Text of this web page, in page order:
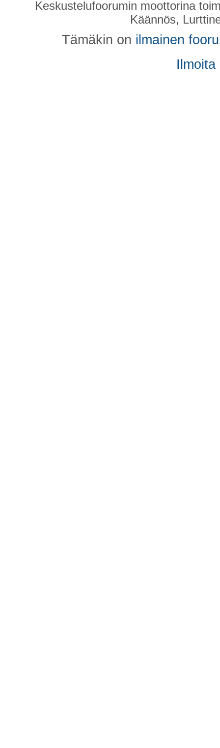
Keskustelufoorumin moottorina
Käännös,
Tämäkin on ilmainen